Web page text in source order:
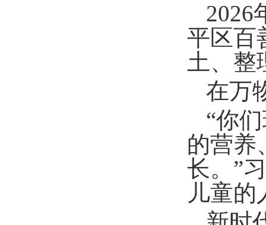
2026
平区百
土、整
在万
“你
的营养
长。”
儿童的